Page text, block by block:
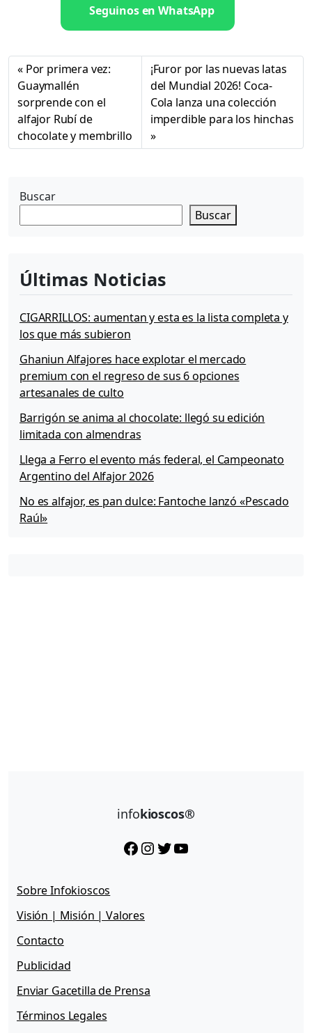
Seguinos en WhatsApp
Por primera vez:
Guaymallén
sorprende con el
alfajor Rubí de
chocolate y membrillo
¡Furor por las nuevas latas
del Mundial 2026! Coca-
Cola lanza una colección
imperdible para los hinchas
Buscar
Buscar
Últimas Noticias
CIGARRILLOS: aumentan y esta es la lista completa y
los que más subieron
Ghaniun Alfajores hace explotar el mercado
premium con el regreso de sus 6 opciones
artesanales de culto
Barrigón se anima al chocolate: llegó su edición
limitada con almendras
Llega a Ferro el evento más federal, el Campeonato
Argentino del Alfajor 2026
No es alfajor, es pan dulce: Fantoche lanzó «Pescado
Raúl»
infokioscos®
Facebook InstagramTwitter YouTube
Sobre Infokioscos
Visión | Misión | Valores
Contacto
Publicidad
Enviar Gacetilla de Prensa
Términos Legales